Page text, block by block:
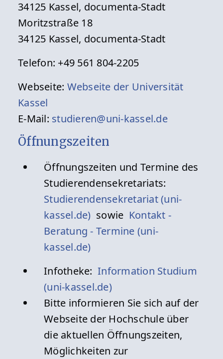
34125 Kassel, documenta-Stadt
Moritzstraße 18
34125 Kassel, documenta-Stadt
Telefon: +49 561 804-2205
Webseite: Webseite der Universität
Kassel
E-Mail: studieren@uni-kassel.de
Öffnungszeiten
Öffnungszeiten und Termine des
Studierendensekretariats:
Studierendensekretariat (uni-
kassel.de) sowie Kontakt -
Beratung - Termine (uni-
kassel.de)
Infotheke:Information Studium
(uni-kassel.de)
Bitte informieren Sie sich auf der
Webseite der Hochschule über
die aktuellen Öffnungszeiten,
Möglichkeiten zur